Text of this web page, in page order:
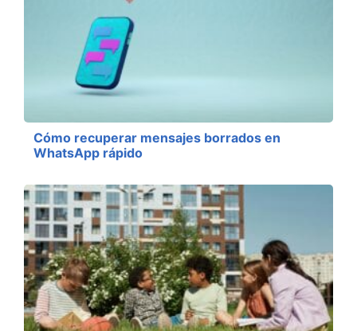
Cómo recuperar mensajes borrados en
WhatsApp rápido